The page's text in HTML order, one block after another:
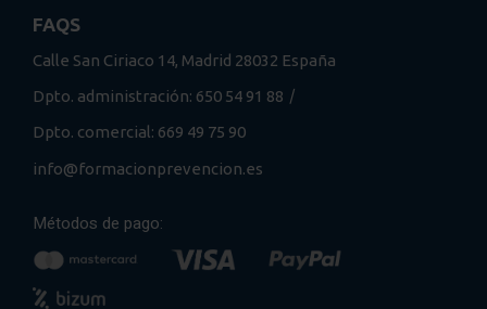
FAQS
Calle San Ciriaco 14, Madrid 28032 España
Dpto. administración: 650 54 91 88 /
Dpto. comercial: 669 49 75 90
info@formacionprevencion.es
Métodos de pago: